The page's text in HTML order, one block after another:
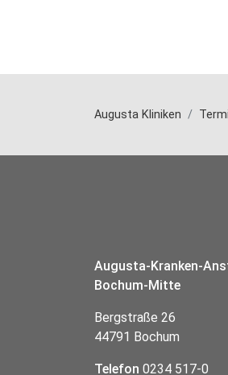
Augusta Kliniken
Augusta-Kranken-
Bochum-Mitte
Bergstraße 26
44791 Bochum
Telefon 0234 517-0